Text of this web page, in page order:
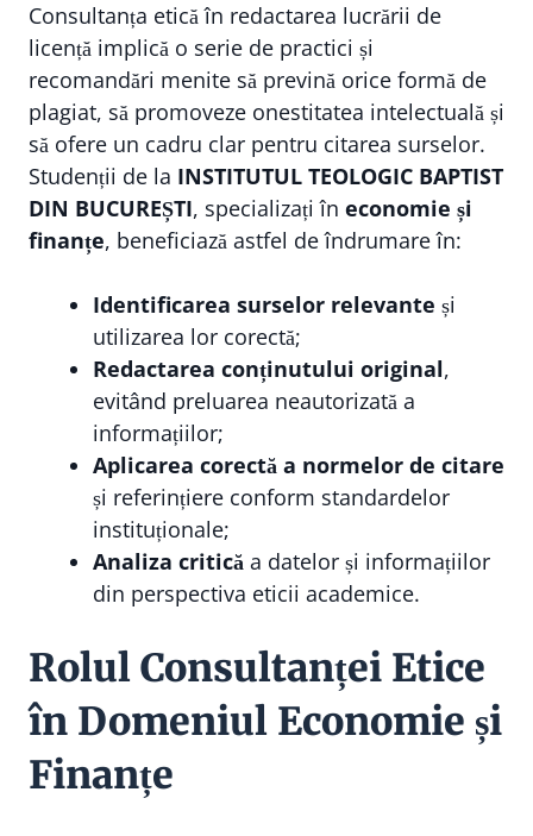
Consultanța etică în redactarea lucrării de
licență implică o serie de practici și
recomandări menite să prevină orice formă de
plagiat, să promoveze onestitatea intelectuală și
să ofere un cadru clar pentru citarea surselor.
Studenții de la INSTITUTUL TEOLOGIC BAPTIST
DIN BUCUREȘTI, specializați în economie și
finanțe, beneficiază astfel de îndrumare în:
Identificarea surselor relevante și
utilizarea lor corectă;
Redactarea conținutului original,
evitând preluarea neautorizată a
informațiilor;
Aplicarea corectă a normelor de citare
și referințiere conform standardelor
instituționale;
Analiza critică a datelor și informațiilor
din perspectiva eticii academice.
Rolul Consultanței Etice
în Domeniul Economie și
Finanțe